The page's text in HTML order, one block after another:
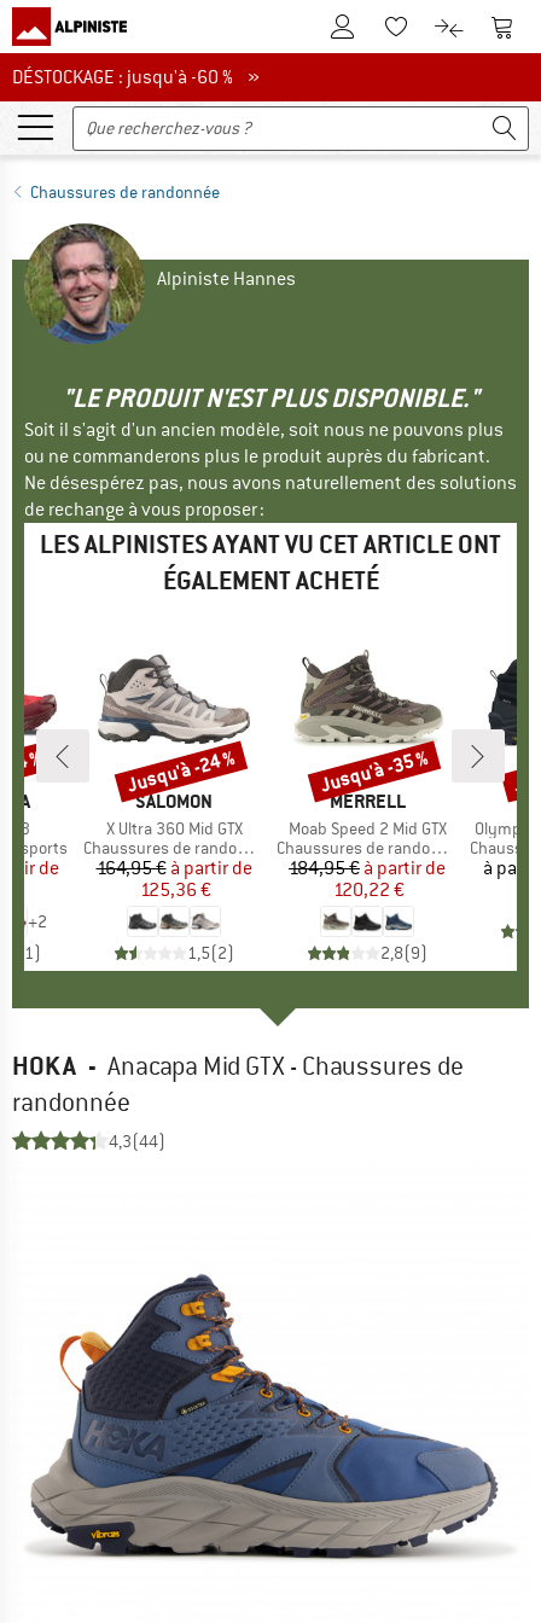
Vers le compte client
Vers la liste
Vers le
DÉSTOCKAGE : jusqu'à -60 %
DÉSTOCKAGE : jusqu'à -60 % »
Chaussures de randonnée
Alpiniste Hannes
"LE PRODUIT N'EST PLUS DISPONIBLE."
Soit il s'agit d'un ancien modèle, soit nous ne pouvons plus
ou ne commanderons plus le produit auprès du fabricant.
Ne désespérez pas, nous avons naturellement des solutions
de rechange à vous proposer :
LES ALPINISTES AYANT VU CET ARTICLE ONT
ÉGALEMENT ACHETÉ
3
réduit
de
+2
1)
%
MARQUE
SALOMON
Article
X Ultra 360 Mid GTX
Product group
Chaussures de randonnée
Prix
164,95 € Prix réduit
à partir de
125,36 €
1,5(2)
Remise
Jusqu'à -24 %
MARQUE
MERRELL
Article
Moab Speed 2 Mid GTX
Product group
Chaussures de randonnée
Prix
184,95 € Prix réduit
à partir de
120,22 €
2,8(9)
Remise
Jusqu'à -35 %
Article
Olympus
Product
à
HOKA - Anacapa Mid GTX - Chaussures de
randonnée
4,3(44)